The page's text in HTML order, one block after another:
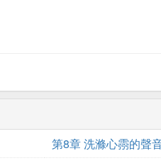
第8章 洗滌心霛的聲